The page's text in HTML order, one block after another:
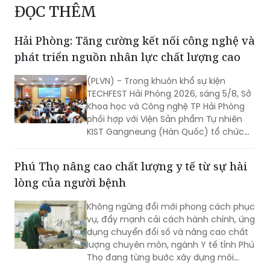
ĐỌC THÊM
Hải Phòng: Tăng cường kết nối công nghệ và
phát triển nguồn nhân lực chất lượng cao
(PLVN) - Trong khuôn khổ sự kiện
TECHFEST Hải Phòng 2026, sáng 5/8, Sở
Khoa học và Công nghệ TP Hải Phòng
phối hợp với Viện Sản phẩm Tự nhiên
KIST Gangneung (Hàn Quốc) tổ chức
nghiệp TP Hải Phòng.
Phú Thọ nâng cao chất lượng y tế từ sự hài
lòng của người bệnh
Không ngừng đổi mới phong cách phục
vụ, đẩy mạnh cải cách hành chính, ứng
dụng chuyển đổi số và nâng cao chất
lượng chuyên môn, ngành Y tế tỉnh Phú
Thọ đang từng bước xây dựng môi